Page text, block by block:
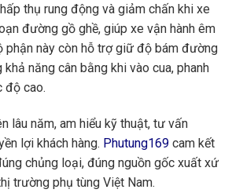
thụ rung động và giảm chấn khi xe
đường gồ ghề, giúp xe vận hành êm
phận này còn hỗ trợ giữ độ bám đường
năng cân bằng khi vào cua, phanh
độ cao.
lâu năm, am hiểu kỹ thuật, tư vấn
lợi khách hàng. Phutung169 cam kết
chủng loại, đúng nguồn gốc xuất xứ
trường phụ tùng Việt Nam.